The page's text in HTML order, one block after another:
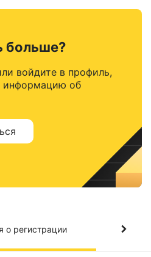
больше?
войдите в профиль,
информацию об
о регистрации